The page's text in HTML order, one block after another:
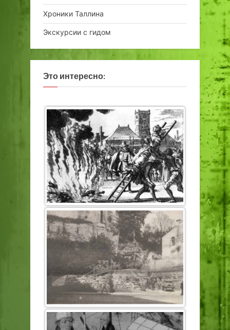
Хроники Таллина
Экскурсии с гидом
Это интересно: